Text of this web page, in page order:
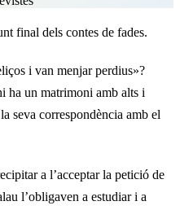
final dels contes de fades.
i van menjar perdius»?
ha un matrimoni amb alts i
seva correspondència amb el
a l’acceptar la petició de
l’obligaven a estudiar i a